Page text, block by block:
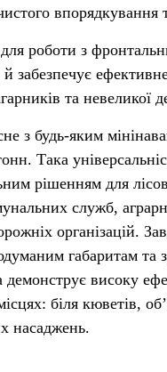
впорядкування
роботи з
забезпечує
та невеликої
з будь-яким
Така
рішенням для
служб,
організацій.
габаритам та
демонструє високу
біля кюветів,
насаджень.